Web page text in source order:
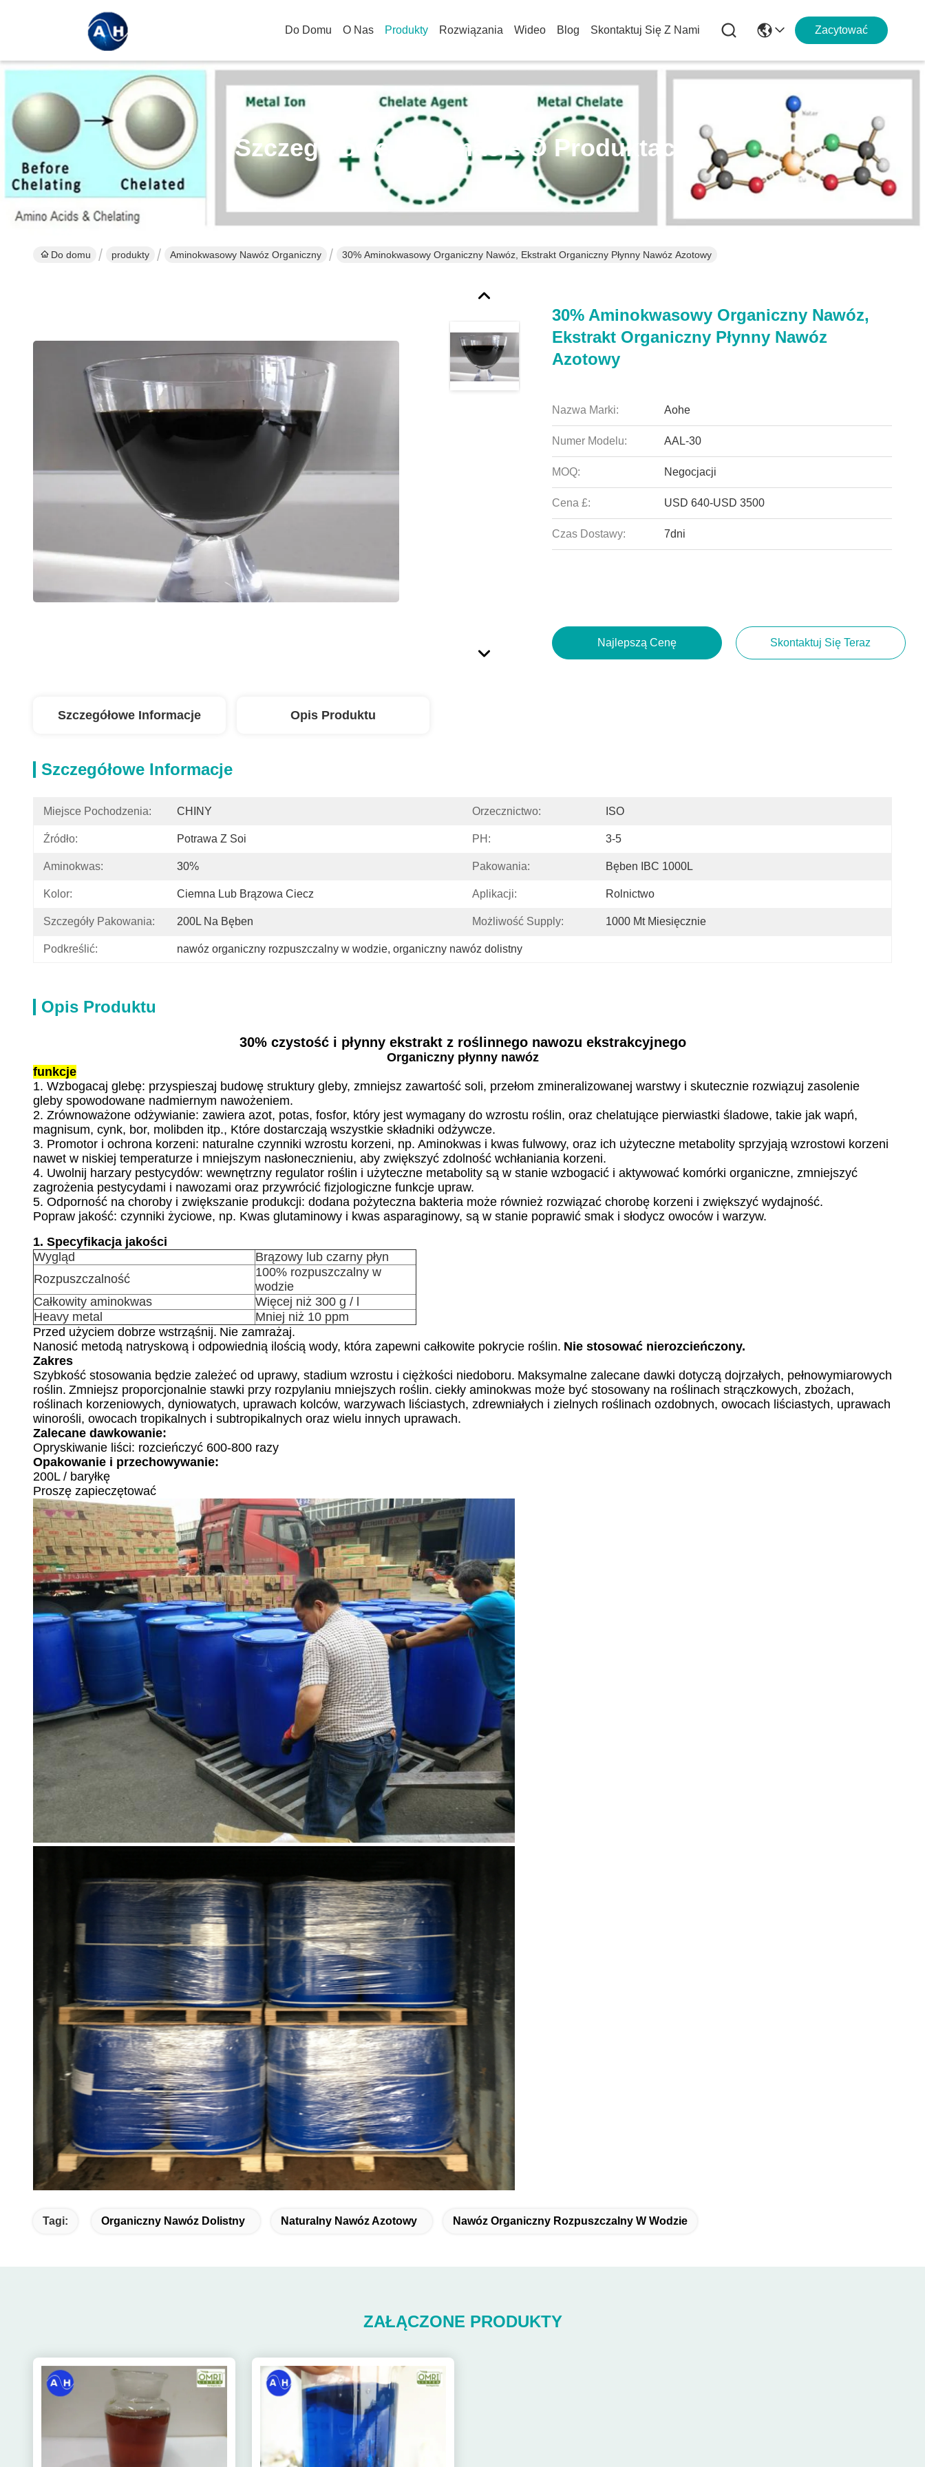
Do Domu O Nas Produkty Rozwiązania Wideo Blog Skontaktuj Się Z Nami Zacytować
Szczegółowe Informacje O Produktach
Do domu produkty Aminokwasowy Nawóz Organiczny 30% Aminokwasowy Organiczny Nawóz, Ekstrakt Organiczny Płynny Nawóz Azotowy
30% Aminokwasowy Organiczny Nawóz,
Ekstrakt Organiczny Płynny Nawóz
Azotowy
Nazwa Marki: Aohe
Numer Modelu: AAL-30
MOQ: Negocjacji
Cena £: USD 640-USD 3500
Czas Dostawy: 7dni
Najlepszą Cenę Skontaktuj Się Teraz
Szczegółowe Informacje Opis Produktu
Szczegółowe Informacje
Miejsce Pochodzenia: CHINY Orzecznictwo: ISO
Źródło: Potrawa Z Soi PH: 3-5
Aminokwas: 30% Pakowania: Bęben IBC 1000L
Kolor: Ciemna Lub Brązowa Ciecz Aplikacji: Rolnictwo
Szczegóły Pakowania: 200L Na Bęben Możliwość Supply: 1000 Mt Miesięcznie
Podkreślić: nawóz organiczny rozpuszczalny w wodzie, organiczny nawóz dolistny
Opis Produktu
30% czystość i płynny ekstrakt z roślinnego nawozu ekstrakcyjnego
Organiczny płynny nawóz
funkcje
1. Wzbogacaj glebę: przyspieszaj budowę struktury gleby, zmniejsz zawartość soli, przełom zmineralizowanej warstwy i skutecznie rozwiązuj zasolenie
gleby spowodowane nadmiernym nawożeniem.
2. Zrównoważone odżywianie: zawiera azot, potas, fosfor, który jest wymagany do wzrostu roślin, oraz chelatujące pierwiastki śladowe, takie jak wapń,
magnisum, cynk, bor, molibden itp., Które dostarczają wszystkie składniki odżywcze.
3. Promotor i ochrona korzeni: naturalne czynniki wzrostu korzeni, np. Aminokwas i kwas fulwowy, oraz ich użyteczne metabolity sprzyjają wzrostowi korzeni
nawet w niskiej temperaturze i mniejszym nasłonecznieniu, aby zwiększyć zdolność wchłaniania korzeni.
4. Uwolnij harzary pestycydów: wewnętrzny regulator roślin i użyteczne metabolity są w stanie wzbogacić i aktywować komórki organiczne, zmniejszyć
zagrożenia pestycydami i nawozami oraz przywrócić fizjologiczne funkcje upraw.
5. Odporność na choroby i zwiększanie produkcji: dodana pożyteczna bakteria może również rozwiązać chorobę korzeni i zwiększyć wydajność.
Popraw jakość: czynniki życiowe, np. Kwas glutaminowy i kwas asparaginowy, są w stanie poprawić smak i słodycz owoców i warzyw.
1. Specyfikacja jakości
Wygląd
Brązowy lub czarny płyn
Rozpuszczalność
100% rozpuszczalny w
wodzie
Całkowity aminokwas
Więcej niż 300 g / l
Heavy metal
Mniej niż 10 ppm
Przed użyciem dobrze wstrząśnij. Nie zamrażaj.
Nanosić metodą natryskową i odpowiednią ilością wody, która zapewni całkowite pokrycie roślin. Nie stosować nierozcieńczony.
Zakres
Szybkość stosowania będzie zależeć od uprawy, stadium wzrostu i ciężkości niedoboru. Maksymalne zalecane dawki dotyczą dojrzałych, pełnowymiarowych
roślin. Zmniejsz proporcjonalnie stawki przy rozpylaniu mniejszych roślin. ciekły aminokwas może być stosowany na roślinach strączkowych, zbożach,
roślinach korzeniowych, dyniowatych, uprawach kolców, warzywach liściastych, zdrewniałych i zielnych roślinach ozdobnych, owocach liściastych, uprawach
winorośli, owocach tropikalnych i subtropikalnych oraz wielu innych uprawach.
Zalecane dawkowanie:
Opryskiwanie liści: rozcieńczyć 600-800 razy
Opakowanie i przechowywanie:
200L / baryłkę
Proszę zapieczętować
Tagi: Organiczny Nawóz Dolistny Naturalny Nawóz Azotowy Nawóz Organiczny Rozpuszczalny W Wodzie
ZAŁĄCZONE PRODUKTY